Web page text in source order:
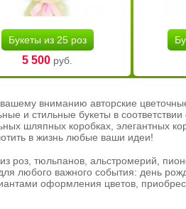
Букеты из 25 роз
5 500 руб.
вниманию авторские
и стильные букеты в
шляпных коробках,
в жизнь любые ваши идеи!
роз, тюльпанов, альстромерий,
любого важного события: день
оформления цветов,